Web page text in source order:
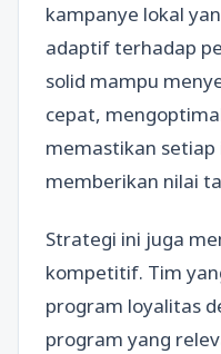
kampanye lokal
adaptif terhadap
solid mampu
cepat,
memastikan
memberikan nilai
Strategi ini juga
kompetitif. Tim
program loyalitas
program yang